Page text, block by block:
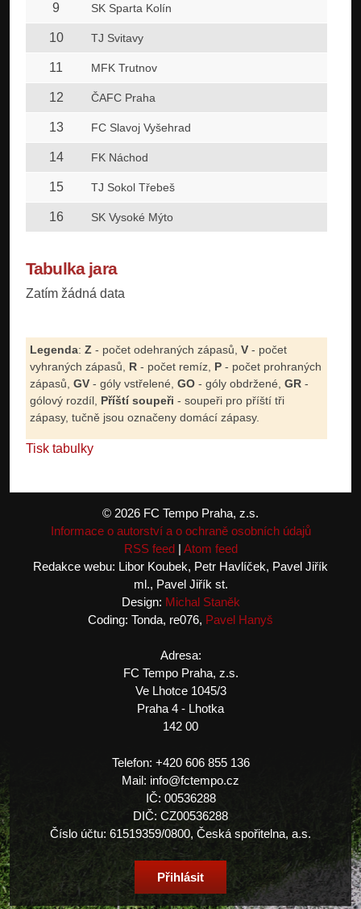
9 SK Sparta Kolín
10 TJ Svitavy
11 MFK Trutnov
12 ČAFC Praha
13 FC Slavoj Vyšehrad
14 FK Náchod
15 TJ Sokol Třebeš
16 SK Vysoké Mýto
Tabulka jara
Zatím žádná data
Legenda: Z - počet odehraných zápasů, V - počet
vyhraných zápasů, R - počet remíz, P - počet prohraných
zápasů, GV - góly vstřelené, GO - góly obdržené, GR -
gólový rozdíl, Příští soupeři - soupeři pro příští tři
zápasy, tučně jsou označeny domácí zápasy.
Tisk tabulky
© 2026 FC Tempo Praha, z.s.
Informace o autorství a o ochraně osobních údajů
RSS feed| Atom feed
Redakce webu: Libor Koubek, Petr Havlíček, Pavel Jiřík
ml., Pavel Jiřík st.
Design: Michal Staněk
Coding: Tonda, re076, Pavel Hanyš
Adresa:
FC Tempo Praha, z.s.
Ve Lhotce 1045/3
Praha 4 - Lhotka
142 00
Telefon: +420 606 855 136
Mail: info@fctempo.cz
IČ: 00536288
DIČ: CZ00536288
Číslo účtu: 61519359/0800, Česká spořitelna, a.s.
Přihlásit